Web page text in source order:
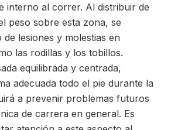
interno al correr. Al distribuir de
peso sobre esta zona, se
de lesiones y molestias en
las rodillas y los tobillos.
equilibrada y centrada,
adecuada todo el pie durante la
a prevenir problemas futuros
de carrera en general. Es